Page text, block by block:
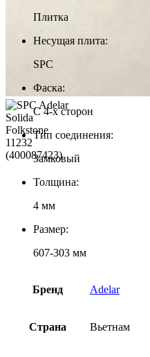
Плитка
Несущая плита:
SPC
Фаска:
С 4-х сторон
Тип соединения:
Замковый
Толщина:
4 мм
Размер:
607-303 мм
Бренд Adelar
Страна Вьетнам